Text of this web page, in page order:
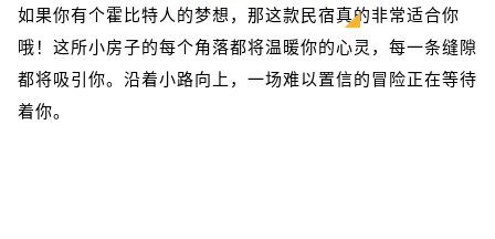
如果你有个霍比特人的梦想，那这款民宿真的非常适合你
哦！这所小房子的每个角落都将温暖你的心灵，每一条缝隙
都将吸引你。沿着小路向上，一场难以置信的冒险正在等待
着你。